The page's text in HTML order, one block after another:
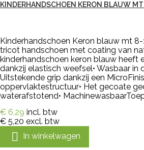
KINDERHANDSCHOEN KERON BLAUW
Kinderhandschoen Keron blauw mt 8-
tricot handschoen met coating van
kinderhandschoen keron blauw heeft
dankzij elastisch weefsel• Wasbaar in
Uitstekende grip dankzij een
oppervlaktestructuur• Het gecoate
waterafstotend•
€ 6,29 incl. btw
€ 5,20 excl. btw
 In winkelwagen